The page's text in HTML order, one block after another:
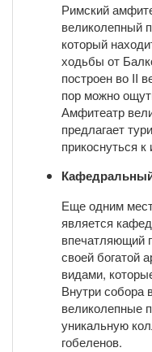
Римский
великолепный
который
ходьбы от
построен во II
пор можно
Амфитеатр
предлагает
прикоснуться к
Еще одним
является
впечатляющий
своей богатой
видами,
Внутри собора
великолепные
уникальную
гобеленов.